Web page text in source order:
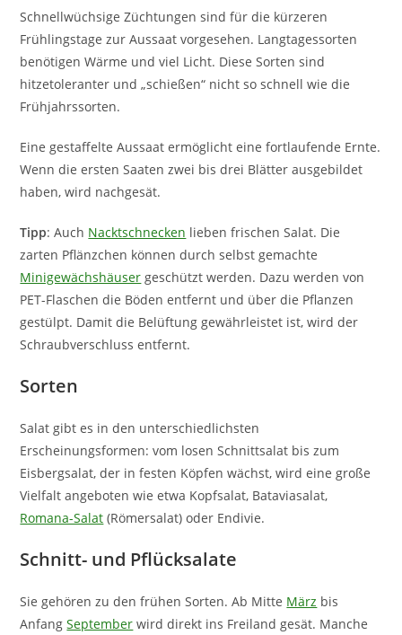
Schnellwüchsige Züchtungen sind für die kürzeren
Frühlingstage zur Aussaat vorgesehen. Langtagessorten
benötigen Wärme und viel Licht. Diese Sorten sind
hitzetoleranter und „schießen“ nicht so schnell wie die
Frühjahrssorten.
Eine gestaffelte Aussaat ermöglicht eine fortlaufende Ernte.
Wenn die ersten Saaten zwei bis drei Blätter ausgebildet
haben, wird nachgesät.
Tipp: Auch Nacktschnecken lieben frischen Salat. Die
zarten Pflänzchen können durch selbst gemachte
Minigewächshäuser geschützt werden. Dazu werden von
PET-Flaschen die Böden entfernt und über die Pflanzen
gestülpt. Damit die Belüftung gewährleistet ist, wird der
Schraubverschluss entfernt.
Sorten
Salat gibt es in den unterschiedlichsten
Erscheinungsformen: vom losen Schnittsalat bis zum
Eisbergsalat, der in festen Köpfen wächst, wird eine große
Vielfalt angeboten wie etwa Kopfsalat, Bataviasalat,
Romana-Salat (Römersalat) oder Endivie.
Schnitt- und Pflücksalate
Sie gehören zu den frühen Sorten. Ab Mitte März bis
AnfangSeptember wird direkt ins Freiland gesät. Manche